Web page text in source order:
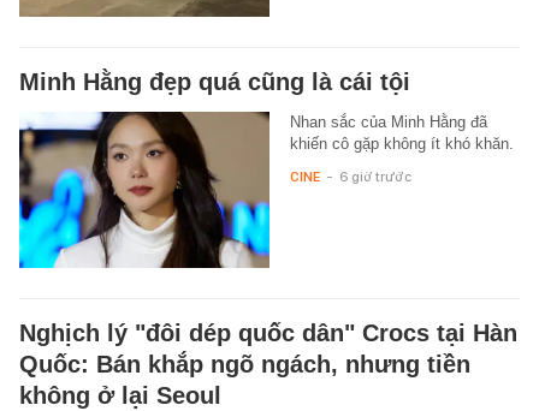
Minh Hằng đẹp quá cũng là cái tội
Nhan sắc của Minh Hằng đã
khiến cô gặp không ít khó khăn.
CINE - 6 giờ trước
Nghịch lý "đôi dép quốc dân" Crocs tại Hàn
Quốc: Bán khắp ngõ ngách, nhưng tiền
không ở lại Seoul